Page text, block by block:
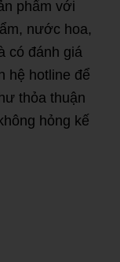
phẩm với
nước hoa,
có đánh giá
hệ hotline để
thỏa thuận
hỏng kế